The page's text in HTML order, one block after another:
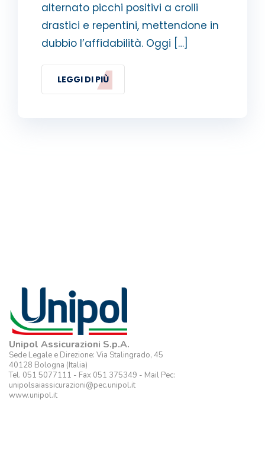
alternato picchi positivi a crolli
drastici e repentini, mettendone in
dubbio l’affidabilità. Oggi […]
LEGGI DI PIÙ
Unipol Assicurazioni S.p.A.
Sede Legale e Direzione: Via Stalingrado, 45
40128 Bologna (Italia)
Tel. 051 5077111 - Fax 051 375349 - Mail Pec:
unipolsaiassicurazioni@pec.unipol.it
www.unipol.it